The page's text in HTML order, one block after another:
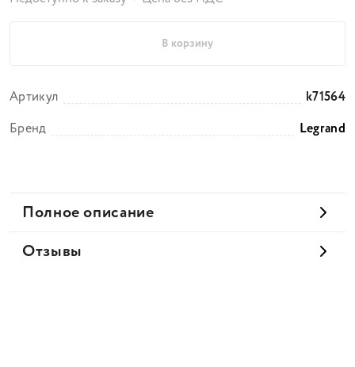
В корзину
Артикул
k71564
Бренд
Legrand
Полное описание
Отзывы